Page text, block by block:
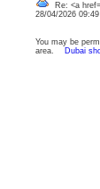
Re: <a
28/04/2026
You may be
area.
Dubai